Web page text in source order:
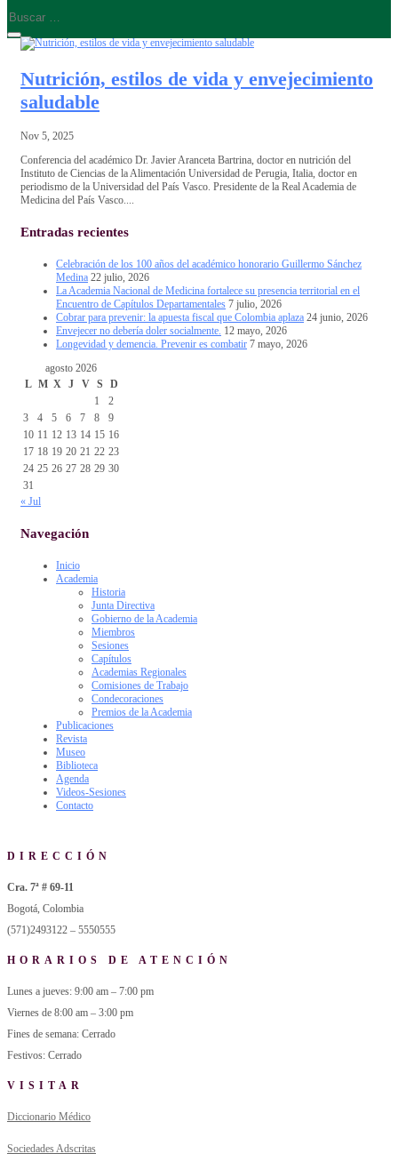
Nutrición, estilos de vida y envejecimiento
saludable
Nov 5, 2025
Conferencia del académico Dr. Javier Aranceta Bartrina, doctor en nutrición del
Instituto de Ciencias de la Alimentación Universidad de Perugia, Italia, doctor en
periodismo de la Universidad del País Vasco. Presidente de la Real Academia de
Medicina del País Vasco....
Entradas recientes
Celebración de los 100 años del académico honorario Guillermo Sánchez
Medina 22 julio, 2026
La Academia Nacional de Medicina fortalece su presencia territorial en el
Encuentro de Capítulos Departamentales 7 julio, 2026
Cobrar para prevenir: la apuesta fiscal que Colombia aplaza 24 junio, 2026
Envejecer no debería doler socialmente. 12 mayo, 2026
Longevidad y demencia. Prevenir es combatir 7 mayo, 2026
agosto 2026
L M X J V S
D
1
2
3
4 5 6 7 8
9
10 11 12 13 14 15 16
17 18 19 20 21 22 23
24 25 26 27 28 29 30
31
« Jul
Navegación
Inicio
Academia
Historia
Junta Directiva
Gobierno de la Academia
Miembros
Sesiones
Capítulos
Academias Regionales
Comisiones de Trabajo
Condecoraciones
Premios de la Academia
Publicaciones
Revista
Museo
Biblioteca
Agenda
Videos-Sesiones
Contacto
DIRECCIÓN
Cra. 7ª # 69-11
Bogotá, Colombia
(571)2493122 – 5550555
HORARIOS DE ATENCIÓN
Lunes a jueves: 9:00 am – 7:00 pm
Viernes de 8:00 am – 3:00 pm
Fines de semana: Cerrado
Festivos: Cerrado
VISITAR
Diccionario Médico
Sociedades Adscritas